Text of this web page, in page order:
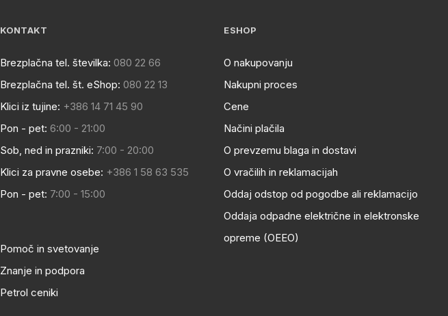
KONTAKT
Brezplačna tel. številka: 080 22 66
Brezplačna tel. št. eShop: 080 22 13
Klici iz tujine: +386 14 71 45 90
Pon - pet: 6:00 - 21:00
Sob, ned in prazniki: 7:00 - 20:00
Klici za pravne osebe: +386 1 58 63 535
Pon - pet: 7:00 - 15:00
Pomoč in svetovanje
Znanje in podpora
Petrol ceniki
ESHOP
O nakupovanju
Nakupni proces
Cene
Načini plačila
O prevzemu blaga in dostavi
O vračilih in reklamacijah
Oddaj odstop od pogodbe ali reklamacijo
Oddaja odpadne električne in elektronske
opreme (OEEO)